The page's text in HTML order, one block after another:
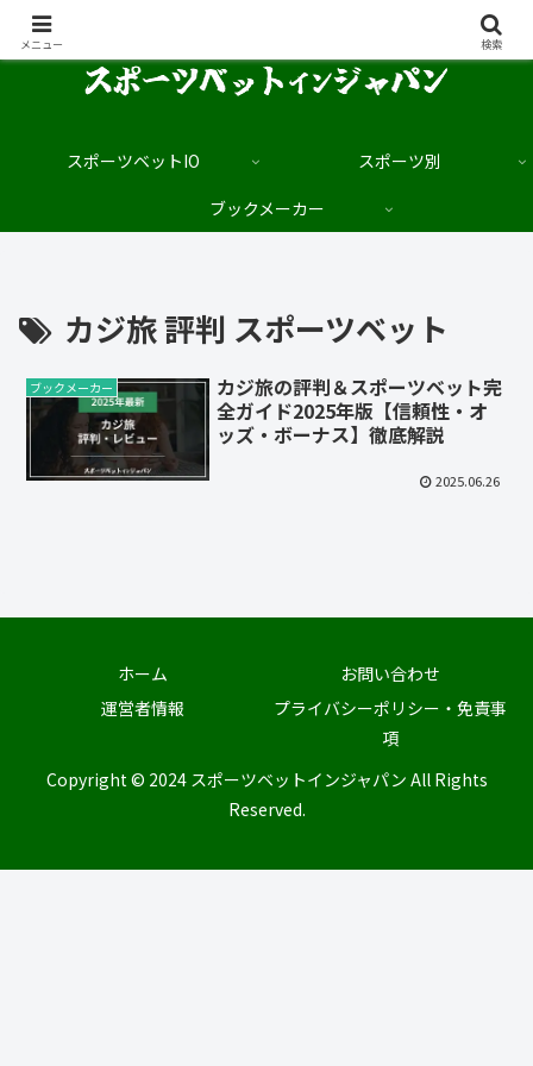
スポーツベットIO
スポーツ別
ブックメーカー
カジ旅 評判 スポーツベット
ブックメーカー
カジ旅の評判＆スポーツベット完
全ガイド2025年版【信頼性・オ
ッズ・ボーナス】徹底解説
2025.06.26
ホーム
お問い合わせ
運営者情報
プライバシーポリシー・免責事
項
Copyright © 2024 スポーツベットインジャパン All Rights
Reserved.
メニュー 検索